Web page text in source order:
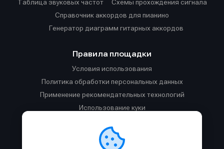
Таблица звуковых частот
Cхемы прохождения сигнала
Справочник аккордов для пианино
Генератор диаграмм гитарных аккордов
Правила площадки
Условия использования
Политика обработки персональных данных
Применение рекомендательных технологий
Использование куки
Правила общения в Телеграм-чате